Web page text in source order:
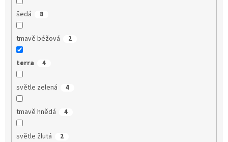
šedá 8
tmavě béžová 2
terra 4
světle zelená 4
tmavě hnědá 4
světle žlutá 2